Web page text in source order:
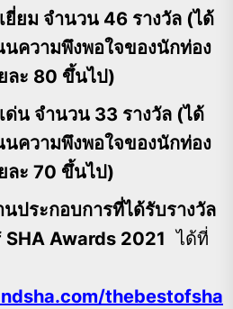
ยี่ยม จำนวน 46 รางวัล (ได้
ความพึงพอใจของนักท่อง
ละ 80 ขึ้นไป)
ด่น จำนวน 33 รางวัล (ได้
ความพึงพอใจของนักท่อง
ละ 70 ขึ้นไป)
ประกอบการที่ได้รับรางวัล
SHA Awards 2021 ได้ที่
thebestofsha